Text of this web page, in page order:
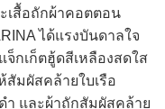
ะเสื้อถักผ้าคอตตอน
ได้แรงบันดาลใจ
กเก็ตฮู้ดสีเหลืองสดใส
มผัสคล้ายใบเรือ
และผ้าถักสัมผัสคล้าย